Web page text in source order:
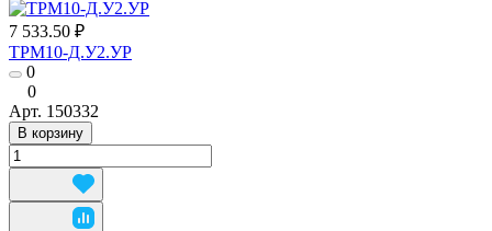
7 533.50 ₽
ТРМ10-Д.У2.УР
0
0
Арт. 150332
В корзину